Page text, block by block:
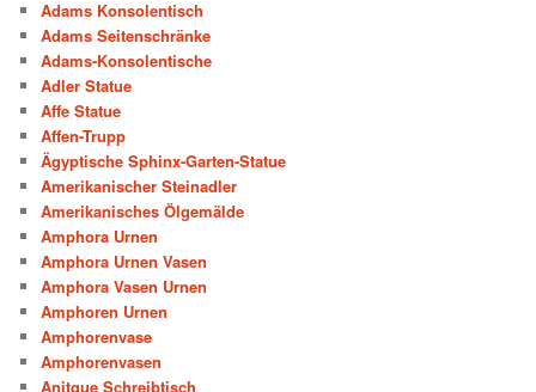
Adams Konsolentisch
Adams Seitenschränke
Adams-Konsolentische
Adler Statue
Affe Statue
Affen-Trupp
Ägyptische Sphinx-Garten-Statue
Amerikanischer Steinadler
Amerikanisches Ölgemälde
Amphora Urnen
Amphora Urnen Vasen
Amphora Vasen Urnen
Amphoren Urnen
Amphorenvase
Amphorenvasen
Anitque Schreibtisch